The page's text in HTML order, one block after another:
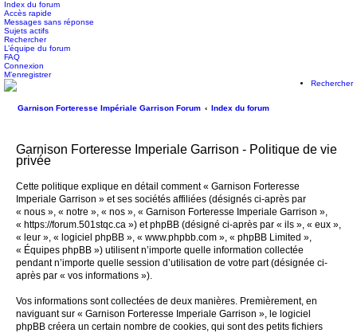
Index du forum
Accès rapide
Messages sans réponse
Sujets actifs
Rechercher
L’équipe du forum
FAQ
Connexion
M’enregistrer
Rechercher
Garnison Forteresse Impériale Garrison Forum Index du forum
Garnison Forteresse Imperiale Garrison - Politique de vie
privée
Cette politique explique en détail comment « Garnison Forteresse
Imperiale Garrison » et ses sociétés affiliées (désignés ci-après par
« nous », « notre », « nos », « Garnison Forteresse Imperiale Garrison »,
« https://forum.501stqc.ca ») et phpBB (désigné ci-après par « ils », « eux »,
« leur », « logiciel phpBB », « www.phpbb.com », « phpBB Limited »,
« Équipes phpBB ») utilisent n’importe quelle information collectée
pendant n’importe quelle session d’utilisation de votre part (désignée ci-
après par « vos informations »).
Vos informations sont collectées de deux manières. Premièrement, en
naviguant sur « Garnison Forteresse Imperiale Garrison », le logiciel
phpBB créera un certain nombre de cookies, qui sont des petits fichiers